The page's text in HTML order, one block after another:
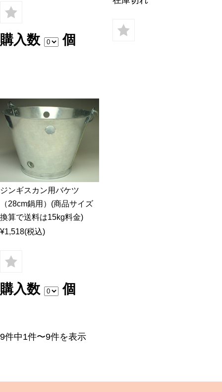
購入数 個
ジンギスカン用バケツ
（28cm鍋用）(商品サイズ
換算で送料は15kg料金)
¥1,518(税込)
購入数 個
9件中1件〜9件を表示